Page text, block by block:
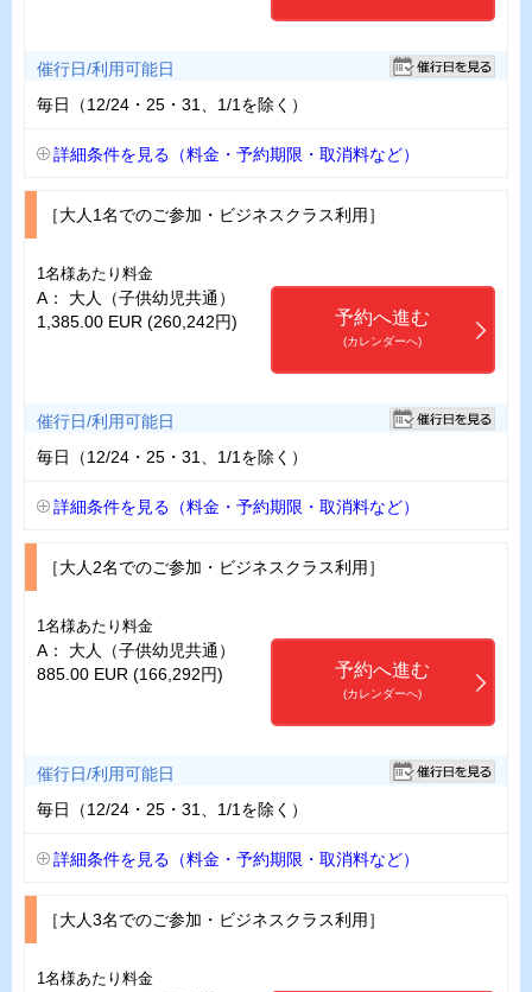
催行日/利用可能日
毎日（12/24・25・31、1/1を除く）
詳細条件を見る（料金・予約期限・取消料など）
［大人1名でのご参加・ビジネスクラス利用］
1名様あたり料金
A： 大人（子供幼児共通）
1,385.00 EUR (260,242円)
予約へ進む
(カレンダーへ)
催行日/利用可能日
毎日（12/24・25・31、1/1を除く）
詳細条件を見る（料金・予約期限・取消料など）
［大人2名でのご参加・ビジネスクラス利用］
1名様あたり料金
A： 大人（子供幼児共通）
885.00 EUR (166,292円)
予約へ進む
(カレンダーへ)
催行日/利用可能日
毎日（12/24・25・31、1/1を除く）
詳細条件を見る（料金・予約期限・取消料など）
［大人3名でのご参加・ビジネスクラス利用］
1名様あたり料金